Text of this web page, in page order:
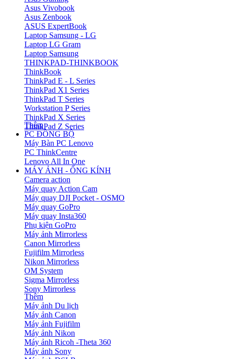
Asus Vivobook
Asus Zenbook
ASUS ExpertBook
Laptop Samsung - LG
Laptop LG Gram
Laptop Samsung
THINKPAD-THINKBOOK
ThinkBook
ThinkPad E - L Series
ThinkPad X1 Series
ThinkPad T Series
Workstation P Series
ThinkPad X Series
ThinkPad Z Series
Thêm
PC ĐỒNG BỘ
Máy Bàn PC Lenovo
PC ThinkCentre
Lenovo All In One
MÁY ẢNH - ỐNG KÍNH
Camera action
Máy quay Action Cam
Máy quay DJI Pocket - OSMO
Máy quay GoPro
Máy quay Insta360
Phụ kiện GoPro
Máy ảnh Mirrorless
Canon Mirrorless
Fujifilm Mirrorless
Nikon Mirrorless
OM System
Sigma Mirrorless
Sony Mirrorless
Thêm
Máy ảnh Du lịch
Máy ảnh Canon
Máy ảnh Fujifilm
Máy ảnh Nikon
Máy ảnh Ricoh -Theta 360
Máy ảnh Sony